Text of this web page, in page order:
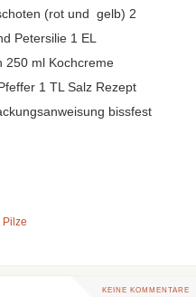
(rot und gelb) 2
Petersilie 1 EL
250 ml Kochcreme
1 TL Salz Rezept
bissfest
Pilze
KEINE KOMMENTARE